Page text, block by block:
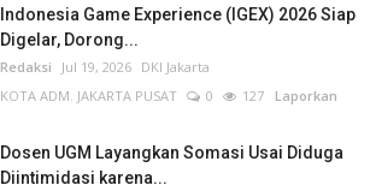
Indonesia Game Experience (IGEX) 2026 Siap
Digelar, Dorong...
Redaksi Jul 19, 2026 DKI Jakarta
KOTA ADM. JAKARTA PUSAT
0 127 Laporkan
Dosen UGM Layangkan Somasi Usai Diduga
Diintimidasi karena...